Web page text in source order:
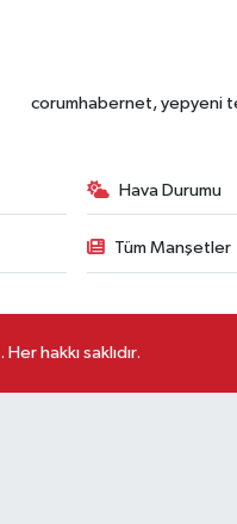
corumhabernet, yepyeni
Hava Durumu
Tüm Manşetler
hakkı saklıdır.